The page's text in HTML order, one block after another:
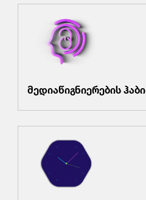
მედიაწიგნიერების ჰაბი